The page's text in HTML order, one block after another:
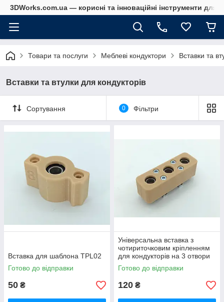
3DWorks.com.ua — корисні та інноваційні інструменти для
Товари та послуги Меблеві кондуктори Вставки та
Вставки та втулки для кондукторів
Сортування 0 Фільтри
Вставка для шаблона TPL02
Готово до відправки
50 ₴
Універсальна вставка з
чотириточковим кріпленням
для кондукторів на 3 отвори
Готово до відправки
120 ₴